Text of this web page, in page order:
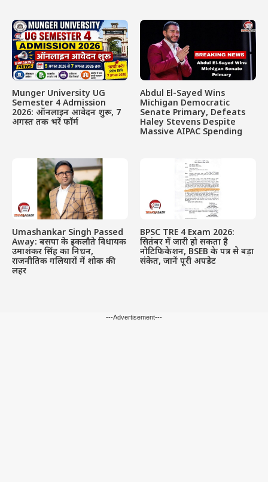
Munger University UG
Semester 4 Admission
2026: ऑनलाइन आवेदन शुरू, 7
अगस्त तक भरें फॉर्म
Abdul El-Sayed Wins
Michigan Democratic
Senate Primary, Defeats
Haley Stevens Despite
Massive AIPAC Spending
Umashankar Singh Passed
Away: बसपा के इकलौते विधायक
उमाशंकर सिंह का निधन,
राजनीतिक गलियारों में शोक की
लहर
BPSC TRE 4 Exam 2026:
सितंबर में जारी हो सकता है
नोटिफिकेशन, BSEB के पत्र से बड़ा
संकेत, जानें पूरी अपडेट
---Advertisement---